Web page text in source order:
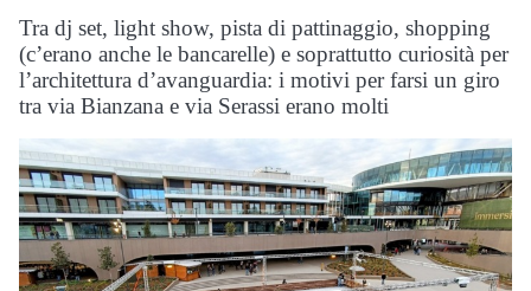
Tra dj set, light show, pista di pattinaggio, shopping
(c’erano anche le bancarelle) e soprattutto curiosità per
l’architettura d’avanguardia: i motivi per farsi un giro
tra via Bianzana e via Serassi erano molti